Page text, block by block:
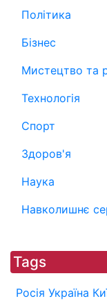
Політика
Бізнес
Мистецтво та
Технологія
Спорт
Здоров'я
Наука
Навколишнє
Tags
Росія Україна